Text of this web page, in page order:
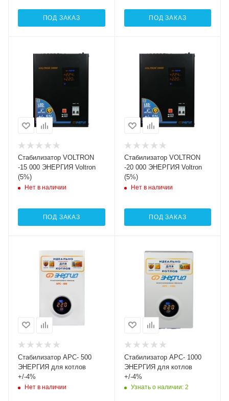
ПОД ЗАКАЗ ПОД ЗАКАЗ
Cтабилизатор VOLTRON
-15 000 ЭНЕРГИЯ Voltron
(5%)
Нет в наличии
ПОД ЗАКАЗ
Cтабилизатор VOLTRON
-20 000 ЭНЕРГИЯ Voltron
(5%)
Нет в наличии
ПОД ЗАКАЗ
Cтабилизатор АРС- 500
ЭНЕРГИЯ для котлов
+/-4%
Нет в наличии
Cтабилизатор АРС- 1000
ЭНЕРГИЯ для котлов
+/-4%
Узнать о наличии: 2